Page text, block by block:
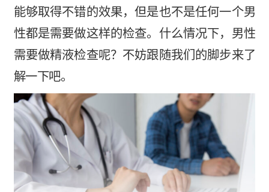
能够取得不错的效果，但是也不是任何一个男
性都是需要做这样的检查。什么情况下，男性
需要做精液检查呢？不妨跟随我们的脚步来了
解一下吧。